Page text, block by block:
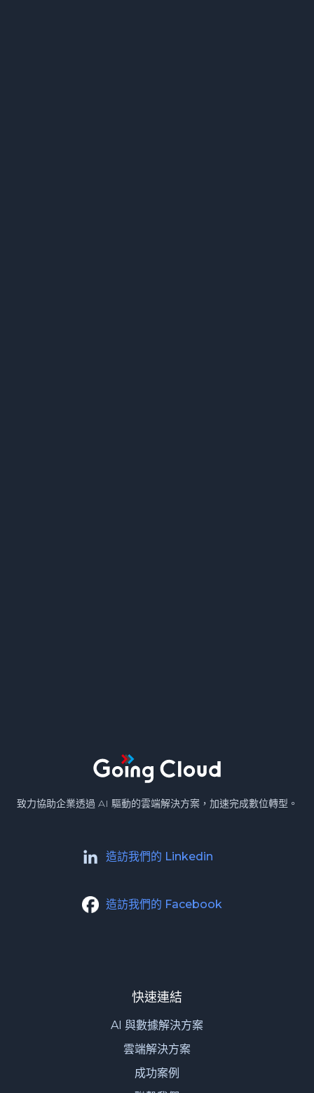
致力協助企業透過 AI 驅動的雲端解決方案，加速完成數位轉型。
造訪我們的 Linkedin
造訪我們的 Facebook
快速連結
AI 與數據解決方案
雲端解決方案
成功案例